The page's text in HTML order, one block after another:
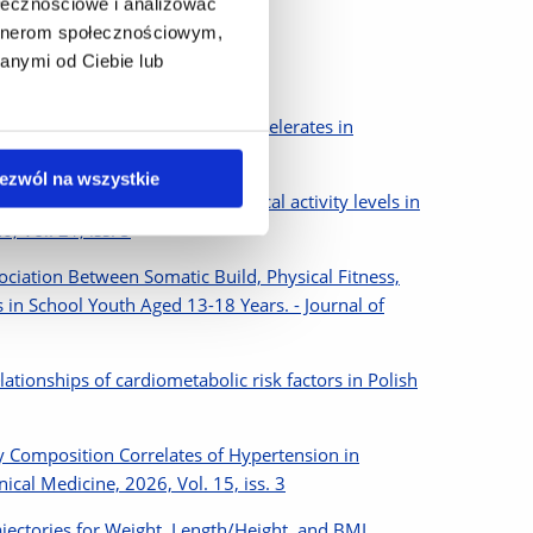
społecznościowym,
od Ciebie lub
na wszystkie
in developed nations and accelerates in
of objectively assessed physical activity levels in
Vol. 21, iss. 5
Between Somatic Build, Physical Fitness,
School Youth Aged 13-18 Years. - Journal of
of cardiometabolic risk factors in Polish
Composition Correlates of Hypertension in
Medicine, 2026, Vol. 15, iss. 3